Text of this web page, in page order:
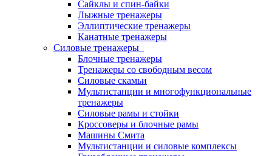
Сайклы и спин-байки
Лыжные тренажеры
Эллиптические тренажеры
Канатные тренажеры
Силовые тренажеры
Блочные тренажеры
Тренажеры со свободным весом
Силовые скамьи
Мультистанции и многофункциональные
тренажеры
Силовые рамы и стойки
Кроссоверы и блочные рамы
Машины Смита
Мультистанции и силовые комплексы